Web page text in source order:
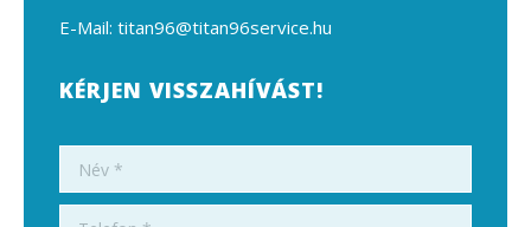
E-Mail: titan96@titan96service.hu
KÉRJEN VISSZAHÍVÁST!
Név *
Telefon *